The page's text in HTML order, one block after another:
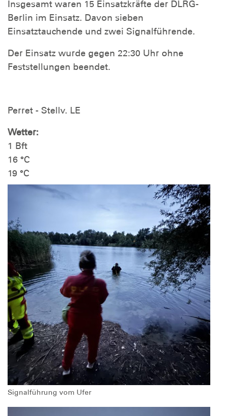
Insgesamt waren 15 Einsatzkräfte der DLRG-
Berlin im Einsatz. Davon sieben
Einsatztauchende und zwei Signalführende.
Der Einsatz wurde gegen 22:30 Uhr ohne
Feststellungen beendet.
Perret - Stellv. LE
Wetter:
1 Bft
16 °C
19 °C
Signalführung vom Ufer